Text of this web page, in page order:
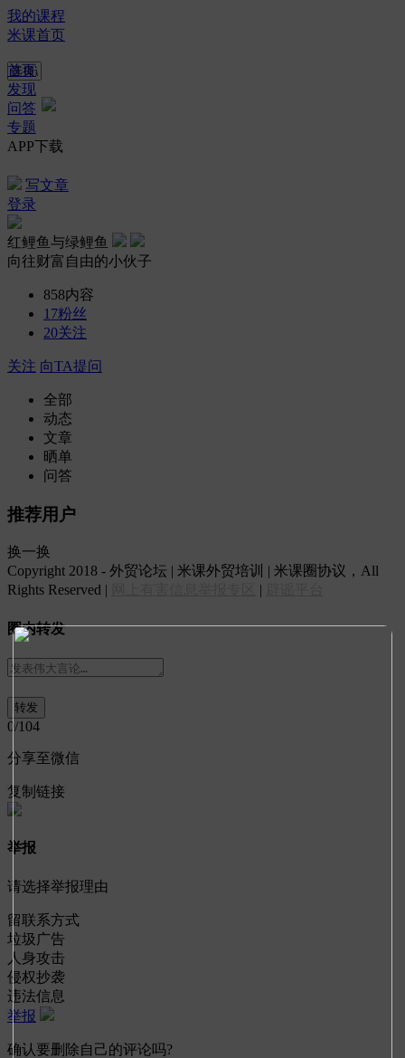
我的课程
米课首页
首页
发现
问答
专题
APP下载
写文章
登录
红鲤鱼与绿鲤鱼
向往财富自由的小伙子
858内容
17粉丝
20关注
关注 向TA提问
全部
动态
文章
晒单
问答
推荐用户
换一换
Copyright 2018 - 外贸论坛 | 米课外贸培训 | 米课圈协议，All
Rights Reserved |
|
圈内转发
0/104
分享至微信
复制链接
举报
请选择举报理由
留联系方式
垃圾广告
人身攻击
侵权抄袭
违法信息
举报
确认要删除自己的评论吗?